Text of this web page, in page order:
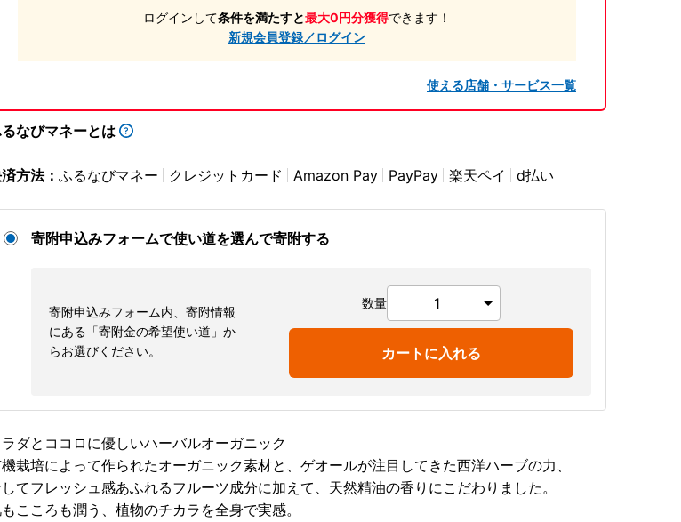
ログインして条件を満たすと最大0円分獲得できます！
新規会員登録／ログイン
使える店舗・サービス一覧
なびマネーとは
方法： ふるなびマネー クレジットカード Amazon Pay PayPay 楽天ペイ d払い
寄附申込みフォームで使い道を選んで寄附する
寄附申込みフォーム内、寄附情報
にある「寄附金の希望使い道」か
らお選びください。
数量
カートに入れる
ラダとココロに優しいハーバルオーガニック
栽培によって作られたオーガニック素材と、ゲオールが注目してきた西洋ハーブの力、
てフレッシュ感あふれるフルーツ成分に加えて、天然精油の香りにこだわりました。
こころも潤う、植物のチカラを全身で実感。